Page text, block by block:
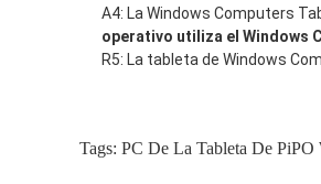
A4: La Windows Computers
operativo utiliza el Windows
R5: La tableta de Windows
Tags: PC De La Tableta De PiPO